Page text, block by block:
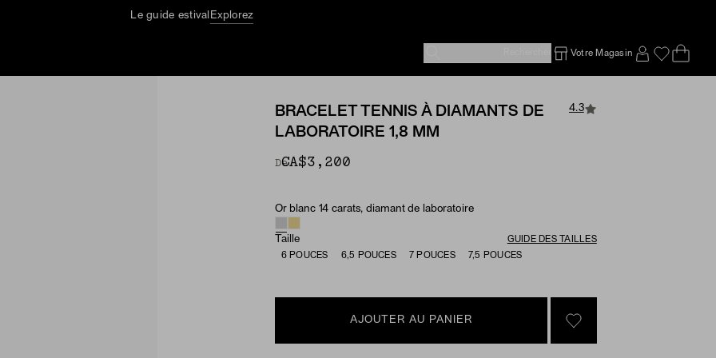
Le guide estival Explorez
Votre Magasin
BRACELET TENNIS À DIAMANTS DE
LABORATOIRE 1,8 MM
4.3
DeCA$3,200
Material & Stone Options
Or blanc 14 carats, diamant de laboratoire
Taille GUIDE DES TAILLES
6 POUCES 6,5 POUCES 7 POUCES 7,5 POUCES
AJOUTER AU PANIER
SIGN IN TO GO TO